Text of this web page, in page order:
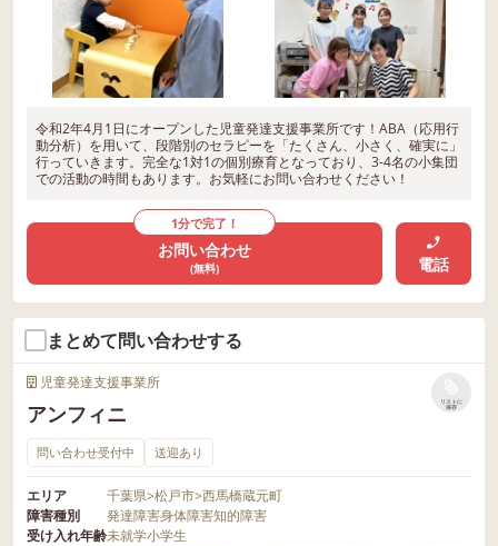
令和2年4月1日にオープンした児童発達支援事業所です！ABA（応用行
動分析）を用いて、段階別のセラピーを「たくさん、小さく、確実に」
行っていきます。完全な1対1の個別療育となっており、3-4名の小集団
での活動の時間もあります。お気軽にお問い合わせください！
1分で完了！
お問い合わせ
(無料) 電話
まとめて問い合わせする
児童発達支援事業所
アンフィニ
リストに
保存
問い合わせ受付中 送迎あり
エリア 千葉県>松戸市>西馬橋蔵元町
障害種別
発達障害身体障害知的障害
受け入れ年齢未就学小学生